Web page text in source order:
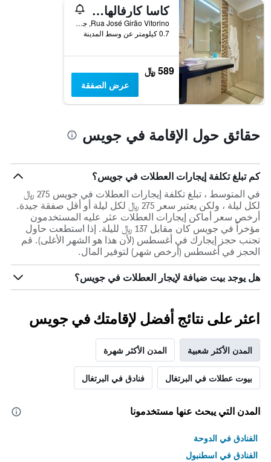
أيام
الأسبوع.
يتضمن
المخطط
التالي
محور
Y
الذي
سعر
غرفة
كاسا كارفالهال - لبالغيس فقط
Rua José Girão Vitorino, جويس, محافظة كويمبرا, البرتغال
0.7 كيلومتر عن وسط المدينة
589 ﷼
عرض الصفقة
حقائق حول الإقامة في جويس
كم تبلغ تكلفة إيجارات العطلات في جويس؟
في المتوسط ، تبلغ تكلفة إيجارات العطلات في جويس 275 ﷼
لكل ليلة ، ولكن يعتبر سعر 275 ﷼ لكل ليلة أو أقل صفقة جيدة.
أرخص سعر أماكن إيجارات العطلات عثر عليه المستخدمون
مؤخراً في جويس كان مقابل 137 ﷼ لليلة. إذا استطعت حاول
تجنب حجز إيجارك في أغسطس (لأن هذا هو الشهر الأغلى). قم
الحجز في أغسطس (أرخص شهر) لتوفير المال.
هل يوجد بيت ضيافة لإيجار العطلات في جويس؟
اعثر على نتائج أفضل لإقامتك في جويس
المدن الأكثر شعبية المدن الأكثر شهرة
بيوت عطلات في البرتغال فنادق في البرتغال
المدن التي يبحث عنها مستخدمونا
الفنادق في الدوحة
الفنادق في اسطنبول